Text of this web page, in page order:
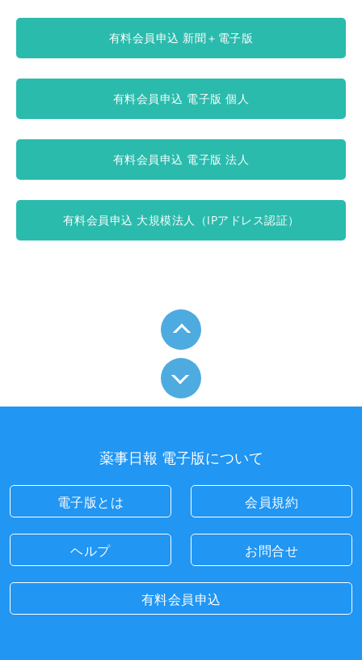
有料会員申込 新聞＋電子版
有料会員申込 電子版 個人
有料会員申込 電子版 法人
有料会員申込 大規模法人（IPアドレス認証）
薬事日報 電子版について
電子版とは 会員規約
ヘルプ お問合せ
有料会員申込